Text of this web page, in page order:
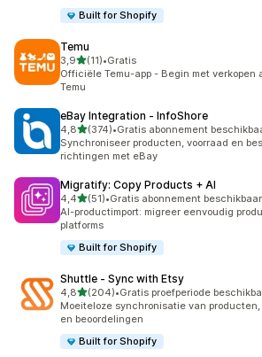
Built for Shopify
Temu
3,9van 5 sterren
(11)
11 recensies in totaal
•Gratis
Officiële Temu-app - Begin met verkopen
Temu
eBay Integration ‑ InfoShore
4,8van 5 sterren
(374)
374 recensies in totaal
•Gratis abonnement
Synchroniseer producten, voorraad en
richtingen met eBay
Migratify: Copy Products + AI
4,4van 5 sterren
(51)
51 recensies in totaal
•Gratis abonnement beschikbaar
AI-productimport: migreer eenvoudig
platforms
Built for Shopify
Shuttle ‑ Sync with Etsy
4,8van 5 sterren
(204)
204 recensies in totaal
•Gratis proefperiode
Moeiteloze synchronisatie van
en beoordelingen
Built for Shopify